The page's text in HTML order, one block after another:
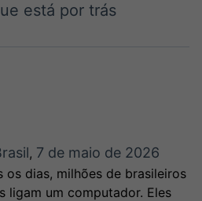
Broadcast
Wallboard
Conteúdos e
dados para
Curadoria
Curadoria de
conteúdos
está por trás
, 7 de maio de 2026
dias, milhões de brasileiros
ligam um computador. Eles